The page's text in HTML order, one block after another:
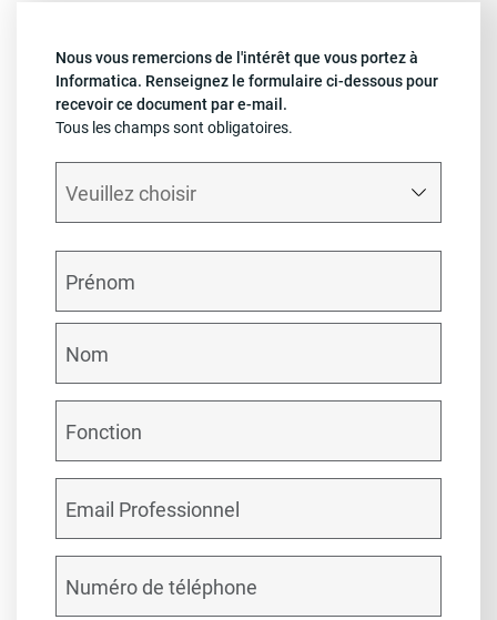
Nous vous remercions de l'intérêt que vous portez à
Informatica. Renseignez le formulaire ci-dessous pour
recevoir ce document par e-mail.
Tous les champs sont obligatoires.